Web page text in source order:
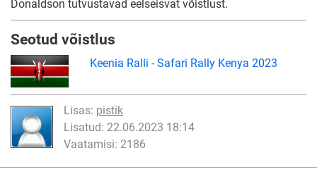
Donaldson tutvustavad eelseisvat võistlust.
Seotud võistlus
Keenia Ralli - Safari Rally Kenya 2023
Lisas: pistik
Lisatud: 22.06.2023 18:14
Vaatamisi: 2186